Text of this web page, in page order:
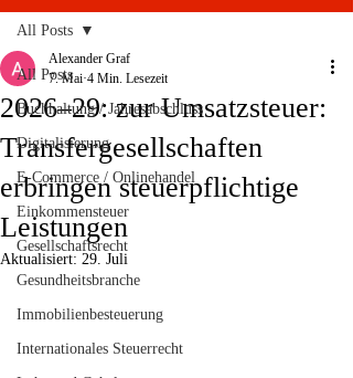
All Posts
Buchhaltung / Jahresabschluss
Digitalisierung
E-Commerce / Onlinehandel
Einkommensteuer
Gesellschaftsrecht
Gesundheitsbranche
Immobilienbesteuerung
Internationales Steuerrecht
All Posts
2026–29: zur Umsatzsteuer:
Transfergesellschaften
erbringen steuerpflichtige
Leistungen
Alexander Graf
7. Mai 4 Min. Lesezeit
Aktualisiert: 29. Juli